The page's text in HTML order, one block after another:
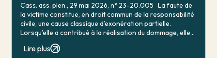
Cass. ass. plen., 29 mai 2026, n° 23-20.005 La faute de
la victime constitue, en droit commun de la responsabilité
civile, une cause classique d’exonération partielle.
Lorsqu’elle a contribué à la réalisation du dommage, elle
conduit en principe à […]
Lire plus